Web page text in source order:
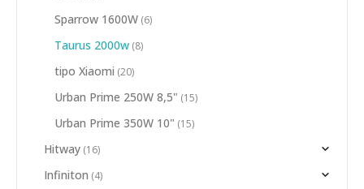
Sparrow 1600W (6)
Taurus 2000w (8)
tipo Xiaomi (20)
Urban Prime 250W 8,5" (15)
Urban Prime 350W 10" (15)
Hitway (16)
Infiniton (4)